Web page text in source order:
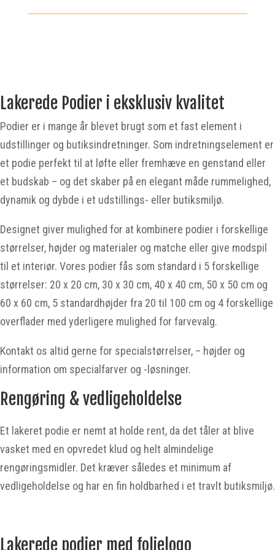
Lakerede Podier i eksklusiv kvalitet
Podier er i mange år blevet brugt som et fast element i
udstillinger og butiksindretninger. Som indretningselement er
et podie perfekt til at løfte eller fremhæve en genstand eller
et budskab – og det skaber på en elegant måde rummelighed,
dynamik og dybde i et udstillings- eller butiksmiljø.
Designet giver mulighed for at kombinere podier i forskellige
størrelser, højder og materialer og matche eller give modspil
til et interiør. Vores podier fås som standard i 5 forskellige
størrelser: 20 x 20 cm, 30 x 30 cm, 40 x 40 cm, 50 x 50 cm og
60 x 60 cm, 5 standardhøjder fra 20 til 100 cm og 4 forskellige
overflader med yderligere mulighed for farvevalg.
Kontakt os altid gerne for specialstørrelser, – højder og
information om specialfarver og -løsninger.
Rengøring & vedligeholdelse
Et lakeret podie er nemt at holde rent, da det tåler at blive
vasket med en opvredet klud og helt almindelige
rengøringsmidler. Det kræver således et minimum af
vedligeholdelse og har en fin holdbarhed i et travlt butiksmiljø.
Lakerede podier med folielogo